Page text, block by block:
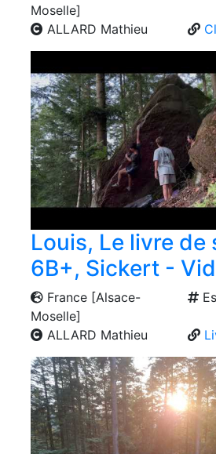
Moselle]
ALLARD Mathieu
Louis, Le livre de
6B+, Sickert -
France [Alsace-
Moselle]
ALLARD Mathieu